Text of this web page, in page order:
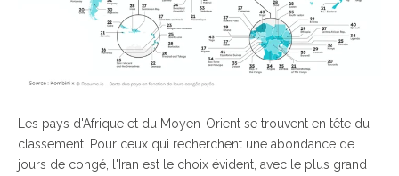
Les pays d'Afrique et du Moyen-Orient se trouvent en tête du
classement. Pour ceux qui recherchent une abondance de
jours de congé, l'Iran est le choix évident, avec le plus grand